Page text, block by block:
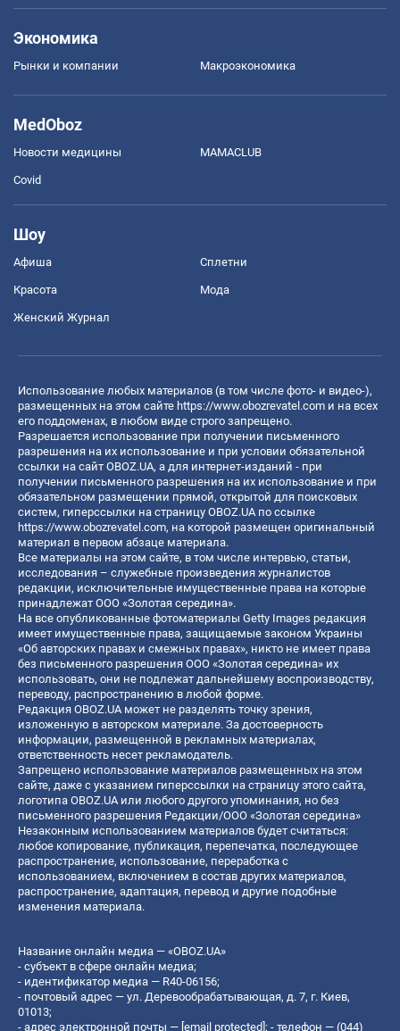
Экономика
Рынки и компании Mакроэкономика
MedOboz
Новости медицины MAMACLUB
Covid
Шоу
Афиша Сплетни
Красота Мода
Женский Журнал
Использование любых материалов (в том числе фото- и видео-),
размещенных на этом сайте https://www.obozrevatel.com и на всех
его поддоменах, в любом виде строго запрещено.
Разрешается использование при получении письменного
разрешения на их использование и при условии обязательной
ссылки на сайт OBOZ.UA, а для интернет-изданий - при
получении письменного разрешения на их использование и при
обязательном размещении прямой, открытой для поисковых
систем, гиперссылки на страницу OBOZ.UA по ссылке
https://www.obozrevatel.com, на которой размещен оригинальный
материал в первом абзаце материала.
Все материалы на этом сайте, в том числе интервью, статьи,
исследования – служебные произведения журналистов
редакции, исключительные имущественные права на которые
принадлежат ООО «Золотая середина».
На все опубликованные фотоматериалы Getty Images редакция
имеет имущественные права, защищаемые законом Украины
«Об авторских правах и смежных правах», никто не имеет права
без письменного разрешения ООО «Золотая середина» их
использовать, они не подлежат дальнейшему воспроизводству,
переводу, распространению в любой форме.
Редакция OBOZ.UA может не разделять точку зрения,
изложенную в авторском материале. За достоверность
информации, размещенной в рекламных материалах,
ответственность несет рекламодатель.
Запрещено использование материалов размещенных на этом
сайте, даже с указанием гиперссылки на страницу этого сайта,
логотипа OBOZ.UA или любого другого упоминания, но без
письменного разрешения Редакции/ООО «Золотая середина»
Незаконным использованием материалов будет считаться:
любое копирование, публикация, перепечатка, последующее
распространение, использование, переработка с
использованием, включением в состав других материалов,
распространение, адаптация, перевод и другие подобные
изменения материала.
Название онлайн медиа — «OBOZ.UA»
- субъект в сфере онлайн медиа;
- идентификатор медиа — R40-06156;
- почтовый адрес — ул. Деревообрабатывающая, д. 7, г. Киев,
01013;
- адрес электронной почты — [email protected]; - телефон — (044)